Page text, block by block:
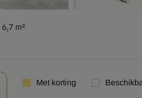
6,7 m²
Met korting